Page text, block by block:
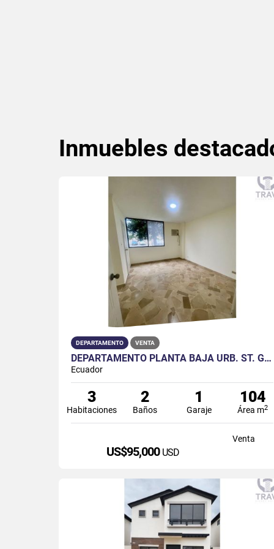
Inmuebles
DEPARTAMENTO VENTA
DEPARTAMENTO PLANTA BAJA URB. ST. GALLEN SECTOR ALBORADA
Ecuador
3
Habitaciones
2
Baños
1
Garaje
104
Área m2
Venta
US$95,000 USD